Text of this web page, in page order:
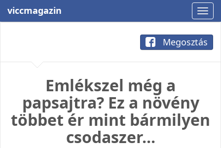
viccmagazin
Megosztás
Emlékszel még a
papsajtra? Ez a növény
többet ér mint bármilyen
csodaszer...